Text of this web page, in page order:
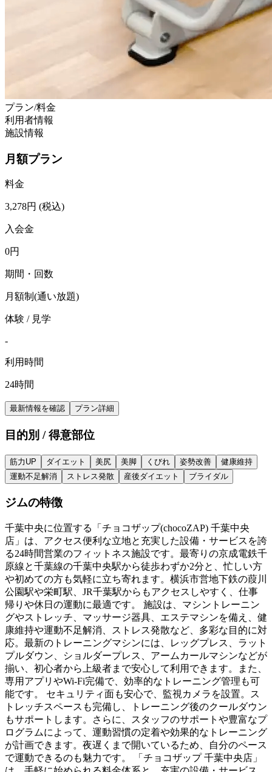
プラン/料金
利用者情報
施設情報
月額プラン
料金
3,278円 (税込)
入会金
0円
期間・回数
月額制(通い放題)
体験 / 見学
-
利用時間
24時間
最新情報を確認 プラン詳細
目的別 / 得意部位
筋力UP ダイエット 美尻 美脚 くびれ 姿勢改善
健康維持
運動不足解消
ストレス発散 産後ダイエット ブライダル
ジムの特徴
千葉中央に位置する「チョコザップ(chocoZAP) 千葉中央
店」は、アクセス便利な立地と充実した設備・サービスを誇
る24時間営業のフィットネス施設です。最寄りの京成電鉄千
原線と千葉線の千葉中央駅から徒歩わずか2分と、忙しい方
や初めての方も気軽に立ち寄れます。横浜市営地下鉄の葭川
公園駅や栄町駅、JR千葉駅からもアクセスしやすく、仕事
帰りや休日の運動に最適です。 施設は、マシントレーニン
グやストレッチ、マッサージ器具、エステマシンを備え、健
康維持や運動不足解消、ストレス発散など、多彩な目的に対
応。最新のトレーニングマシンには、レッグプレス、ラット
プルダウン、ショルダープレス、アームカールマシンなどが
揃い、初心者から上級者まで安心して利用できます。また、
専用アプリやWi-Fi完備で、効率的なトレーニング管理も可
能です。 セキュリティ面も安心で、監視カメラを設置。ス
トレッチスペースも完備し、トレーニング後のクールダウン
もサポートします。さらに、スタッフのサポートや豊富なプ
ログラムによって、運動習慣の定着や効果的なトレーニング
が計画できます。夜遅くまで開いているため、自分のペース
で運動できるのも魅力です。 「チョコザップ 千葉中央店」